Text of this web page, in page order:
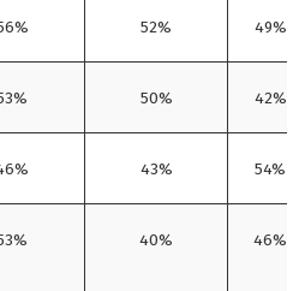
52% 49%
50% 42%
43% 54%
40% 46%